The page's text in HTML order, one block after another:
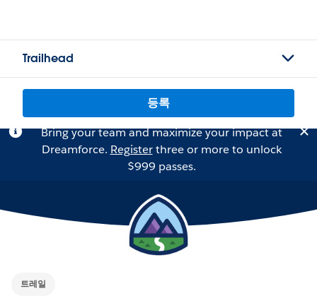
Trailhead
등록
Bring your team and maximize your impact at
Dreamforce. Registerthree or more to unlock
$999 passes.
트레일